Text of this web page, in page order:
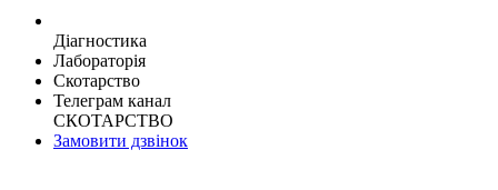
Діагностика
Лабораторія
Скотарство
Телеграм канал
СКОТАРСТВО
Замовити дзвінок